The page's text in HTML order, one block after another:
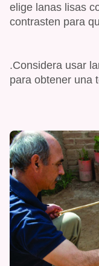
elige lanas lisas
contrasten para
.Considera usar
para obtener una